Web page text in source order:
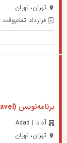
تهران، تهران
قرارداد تمام‌وقت
برنامه‌نویس (PHP (Laravel
آداد | Adad
تهران، تهران